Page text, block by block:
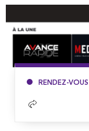
RENDEZ-VOUS
Lire